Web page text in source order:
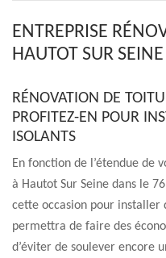
ENTREPRISE
HAUTOT SUR
RÉNOVATION DE
PROFITEZ-EN POUR
ISOLANTS
En fonction de l’étendue de
à Hautot Sur Seine dans le
cette occasion pour installer
permettra de faire des
d’éviter de soulever encore